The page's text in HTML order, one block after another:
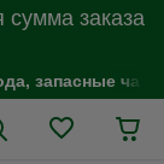
заказа
запасные